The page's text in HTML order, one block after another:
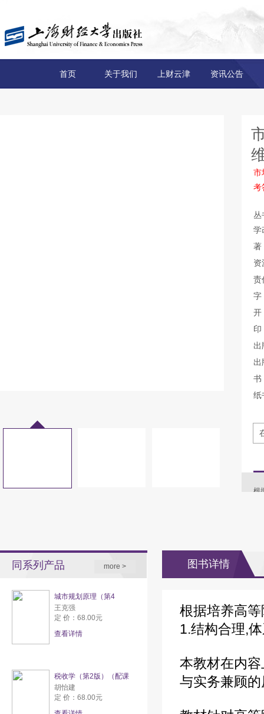
首页 关于我们 上财云津 资讯公告
市
考
丛
学
著
资
责
出
出
纸
根
同系列产品 more >
城市规划原理（第4
王克强
定 价：68.00元
查看详情
税收学（第2版）（配课
胡怡建
定 价：68.00元
图书详情
根据培养高
1.结构合理,
本教材在内
与实务兼顾